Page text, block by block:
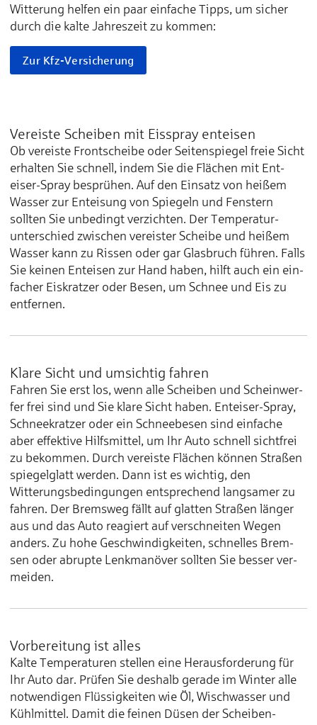
Witterung helfen ein paar einfache Tipps, um sicher
durch die kalte Jahreszeit zu kommen:
Zur Kfz-Versicherung
Vereiste Scheiben mit Eisspray enteisen
Ob vereiste Front­scheibe oder Seiten­spiegel freie Sicht
er­halten Sie schnell, indem Sie die Flächen mit Ent­
eiser-Spray besprühen. Auf den Ein­satz von heißem
Was­ser zur Ent­eisung von Spiegeln und Fenstern
sollten Sie un­bedingt ver­zichten. Der Temperatur­
unter­schied zwischen vereister Scheibe und heißem
Was­ser kann zu Rissen oder gar Glas­bruch führen. Falls
Sie keinen Ent­eisen zur Hand haben, hilft auch ein ein­
facher Eis­kratzer oder Besen, um Schnee und Eis zu
ent­fernen.
Klare Sicht und umsichtig fahren
Fahren Sie erst los, wenn alle Schei­ben und Schein­wer­
fer frei sind und Sie klare Sicht haben. Ent­eiser-Spray,
Schnee­kratzer oder ein Schnee­besen sind ein­fache
aber effektive Hilfs­mittel, um Ihr Auto schnell sicht­frei
zu be­kommen. Durch ver­eiste Flächen kön­nen Straßen
spiegel­glatt wer­den. Dann ist es wichtig, den
Witterungs­bedingungen ent­sprechend lang­samer zu
fahren. Der Brems­weg fällt auf glatten Straßen länger
aus und das Auto rea­giert auf ver­schneiten Wegen
anders. Zu hohe Ge­schwindig­keiten, schnelles Brem­
sen oder abrupte Lenk­manöver sollten Sie bes­ser ver­
meiden.
Vorbereitung ist alles
Kalte Tempera­turen stel­len eine Heraus­forderung für
Ihr Auto dar. Prü­fen Sie des­halb gerade im Win­ter alle
not­wendigen Flüssig­keiten wie Öl, Wisch­wasser und
Kühl­mittel. Damit die feinen Düsen der Scheiben­